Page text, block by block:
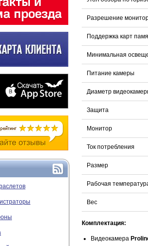
Разрешение
Поддержка карт
Минимальная
Питание камеры
Диаметр
Защита
Монитор
Ток потребления
Размер
Рабочая
Вес
Комплектация:
Видеокамера